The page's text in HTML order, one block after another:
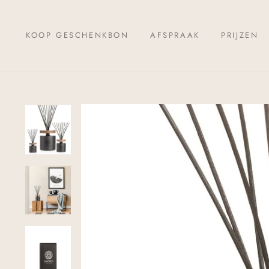
contentKOOP GESCHENKBON AFSPRAAK PRIJZEN